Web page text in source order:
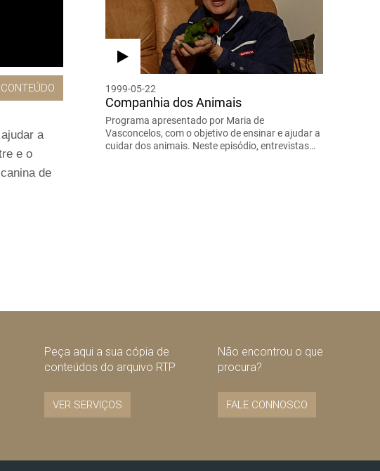
a
e o
de
1999-05-22
Companhia dos Animais
Programa apresentado por Maria de
Vasconcelos, com o objetivo de ensinar e ajudar a
cuidar dos animais. Neste episódio, entrevistas…
Peça aqui a sua cópia de
conteúdos do arquivo RTP
VER SERVIÇOS
Não encontrou o que
procura?
FALE CONNOSCO